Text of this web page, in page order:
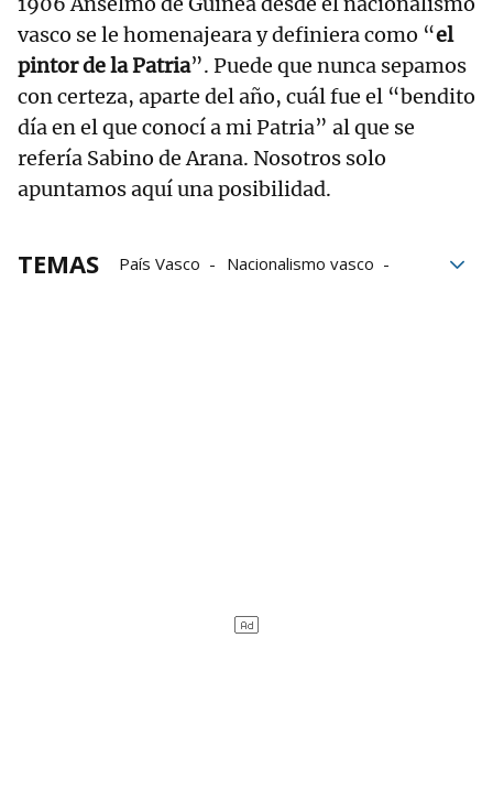
vasco se le homenajeara y definiera como “el
pintor de la Patria”. Puede que nunca sepamos
con certeza, aparte del año, cuál fue el “bendito
día en el que conocí a mi Patria” al que se
refería Sabino de Arana. Nosotros solo
apuntamos aquí una posibilidad.
TEMAS País Vasco
Nacionalismo vasco